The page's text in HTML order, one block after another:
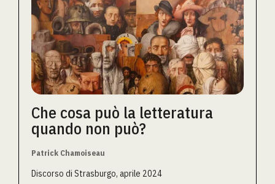
Che cosa può la letteratura
quando non può?
Patrick Chamoiseau
Discorso di Strasburgo, aprile 2024